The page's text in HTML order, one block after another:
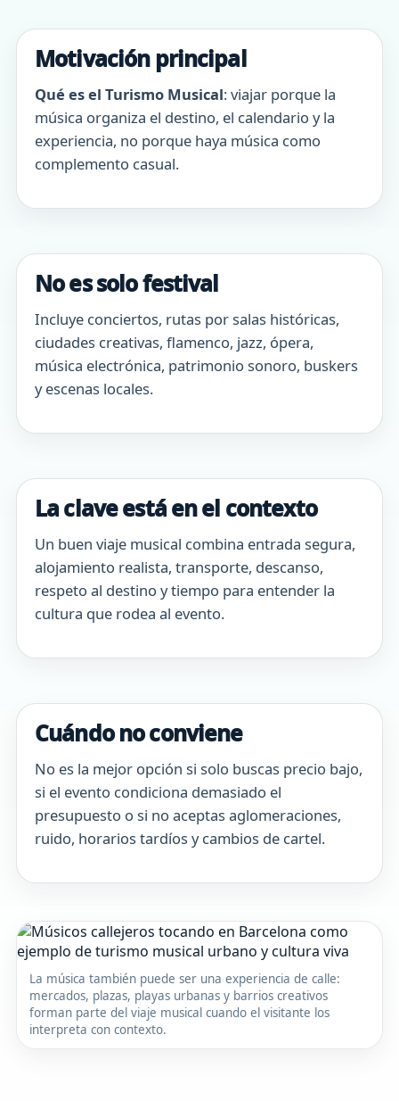
Motivación principal
Qué es el Turismo Musical: viajar porque la
música organiza el destino, el calendario y la
experiencia, no porque haya música como
complemento casual.
No es solo festival
Incluye conciertos, rutas por salas históricas,
ciudades creativas, flamenco, jazz, ópera,
música electrónica, patrimonio sonoro, buskers
y escenas locales.
La clave está en el contexto
Un buen viaje musical combina entrada segura,
alojamiento realista, transporte, descanso,
respeto al destino y tiempo para entender la
cultura que rodea al evento.
Cuándo no conviene
No es la mejor opción si solo buscas precio bajo,
si el evento condiciona demasiado el
presupuesto o si no aceptas aglomeraciones,
ruido, horarios tardíos y cambios de cartel.
La música también puede ser una experiencia de calle:
mercados, plazas, playas urbanas y barrios creativos
forman parte del viaje musical cuando el visitante los
interpreta con contexto.